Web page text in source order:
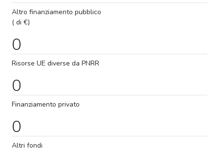
Altro finanziamento pubblico
( di €)
0
Risorse UE diverse da PNRR
0
Finanziamento privato
0
Altri fondi